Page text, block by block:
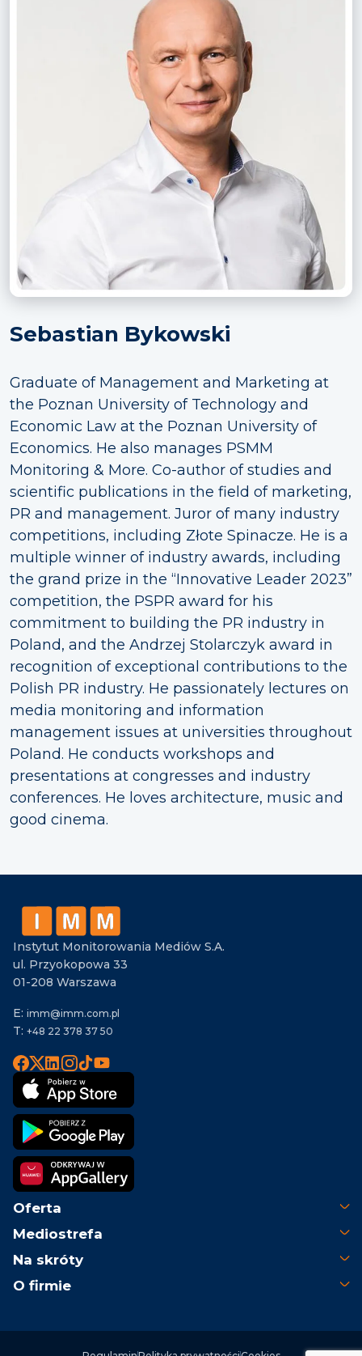
Sebastian Bykowski
Graduate of Management and Marketing at
the Poznan University of Technology and
Economic Law at the Poznan University of
Economics. He also manages PSMM
Monitoring & More. Co-author of studies and
scientific publications in the field of marketing,
PR and management. Juror of many industry
competitions, including Złote Spinacze. He is a
multiple winner of industry awards, including
the grand prize in the “Innovative Leader 2023”
competition, the PSPR award for his
commitment to building the PR industry in
Poland, and the Andrzej Stolarczyk award in
recognition of exceptional contributions to the
Polish PR industry. He passionately lectures on
media monitoring and information
management issues at universities throughout
Poland. He conducts workshops and
presentations at congresses and industry
conferences. He loves architecture, music and
good cinema.
Instytut Monitorowania Mediów S.A.
ul. Przyokopowa 33
01-208 Warszawa
E: imm@imm.com.pl
T: +48 22 378 37 50
Oferta
Mediostrefa
Na skróty
O firmie